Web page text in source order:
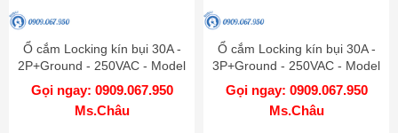
Ổ cắm Locking kín bụi 30A -
2P+Ground - 250VAC - Model
WK6330
Gọi ngay: 0909.067.950
Ms.Châu
Ổ cắm Locking kín bụi 30A -
3P+Ground - 250VAC - Model
WK6430
Gọi ngay: 0909.067.950
Ms.Châu